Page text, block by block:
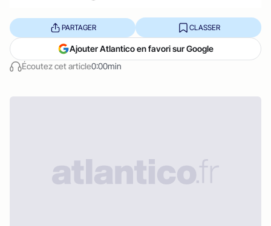
Écoutez cet article0:00min
PARTAGER CLASSER
Ajouter Atlantico en favori sur Google